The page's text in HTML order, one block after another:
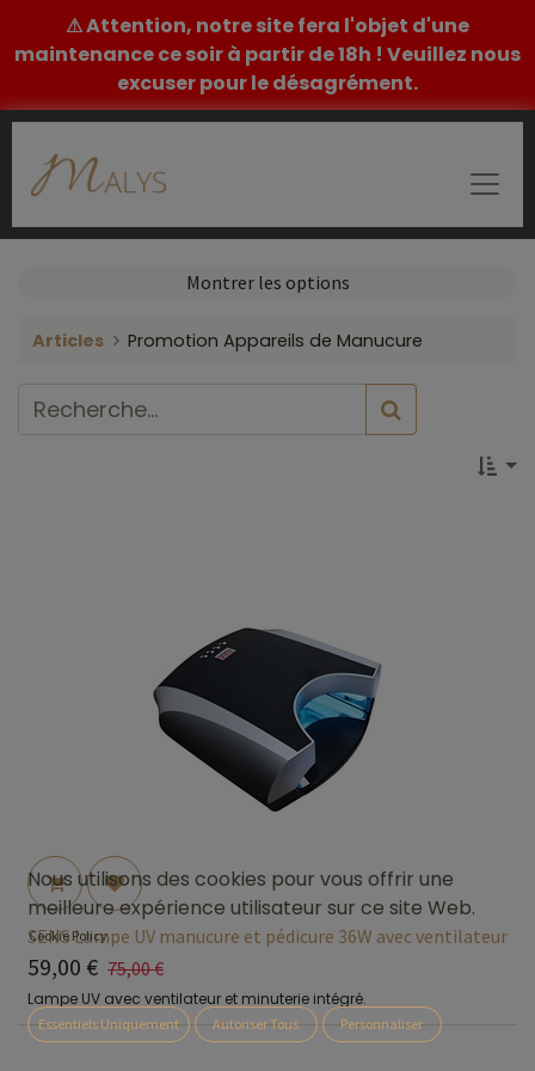
⚠ Attention, notre site fera l'objet d'une
maintenance ce soir à partir de 18h ! Veuillez nous
excuser pour le désagrément.
Montrer les options
Articles Promotion Appareils de Manucure
SENS Lampe UV manucure et pédicure 36W avec ventilateur
59,00 € 75,00€
Lampe UV avec ventilateur et minuterie intégré.
Nous utilisons des cookies pour vous offrir une
meilleure expérience utilisateur sur ce site Web.
Cookie Policy
Essentiels Uniquement Autoriser Tous Personnaliser